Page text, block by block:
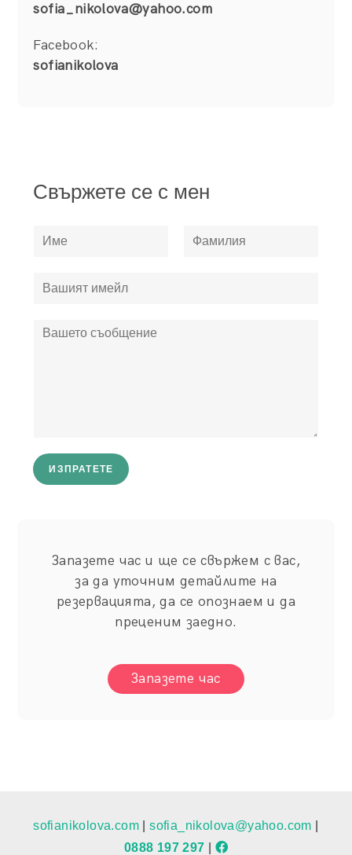
sofia_nikolova@yahoo.com
Facebook:
sofianikolova
Свържете се с мен
ИЗПРАТЕТЕ
Запазете час и ще се свържем с вас,
за да уточним детайлите на
резервацията, да се опознаем и да
преценим заедно.
Запазете час
sofianikolova.com |sofia_nikolova@yahoo.com
0888 197 297